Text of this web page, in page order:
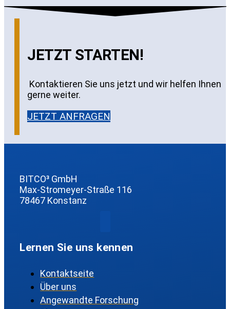
JETZT STARTEN!
Kontaktieren Sie uns jetzt und wir helfen Ihnen
gerne weiter.
JETZT ANFRAGEN
BITCO³ GmbH
Max-Stromeyer-Straße 116
78467 Konstanz
Lernen Sie uns kennen
Kontaktseite
Über uns
Angewandte Forschung